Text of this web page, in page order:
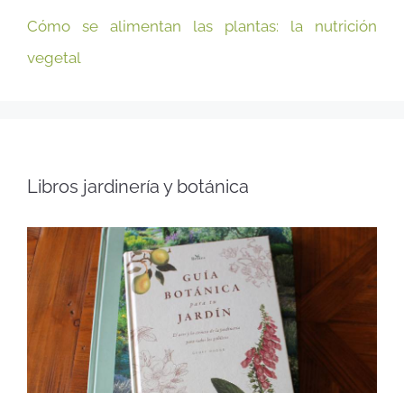
Cómo se alimentan las plantas: la nutrición
vegetal
Libros jardinería y botánica